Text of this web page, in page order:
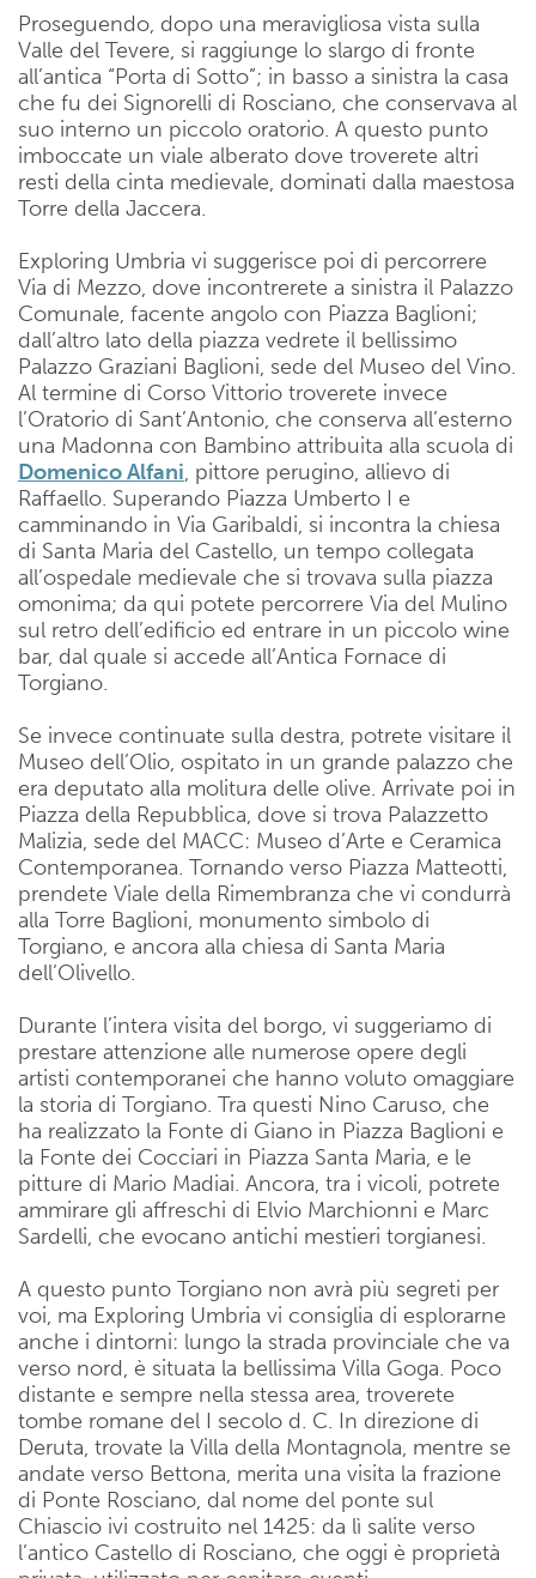
Proseguendo, dopo una meravigliosa vista sulla
Valle del Tevere, si raggiunge lo slargo di fronte
all’antica “Porta di Sotto”; in basso a sinistra la casa
che fu dei Signorelli di Rosciano, che conservava al
suo interno un piccolo oratorio. A questo punto
imboccate un viale alberato dove troverete altri
resti della cinta medievale, dominati dalla maestosa
Torre della Jaccera.
Exploring Umbria vi suggerisce poi di percorrere
Via di Mezzo, dove incontrerete a sinistra il Palazzo
Comunale, facente angolo con Piazza Baglioni;
dall’altro lato della piazza vedrete il bellissimo
Palazzo Graziani Baglioni, sede del Museo del Vino.
Al termine di Corso Vittorio troverete invece
l’Oratorio di Sant’Antonio, che conserva all’esterno
una Madonna con Bambino attribuita alla scuola di
Domenico Alfani, pittore perugino, allievo di
Raffaello. Superando Piazza Umberto I e
camminando in Via Garibaldi, si incontra la chiesa
di Santa Maria del Castello, un tempo collegata
all’ospedale medievale che si trovava sulla piazza
omonima; da qui potete percorrere Via del Mulino
sul retro dell’edificio ed entrare in un piccolo wine
bar, dal quale si accede all’Antica Fornace di
Torgiano.
Se invece continuate sulla destra, potrete visitare il
Museo dell’Olio, ospitato in un grande palazzo che
era deputato alla molitura delle olive. Arrivate poi in
Piazza della Repubblica, dove si trova Palazzetto
Malizia, sede del MACC: Museo d’Arte e Ceramica
Contemporanea. Tornando verso Piazza Matteotti,
prendete Viale della Rimembranza che vi condurrà
alla Torre Baglioni, monumento simbolo di
Torgiano, e ancora alla chiesa di Santa Maria
dell’Olivello.
Durante l’intera visita del borgo, vi suggeriamo di
prestare attenzione alle numerose opere degli
artisti contemporanei che hanno voluto omaggiare
la storia di Torgiano. Tra questi Nino Caruso, che
ha realizzato la Fonte di Giano in Piazza Baglioni e
la Fonte dei Cocciari in Piazza Santa Maria, e le
pitture di Mario Madiai. Ancora, tra i vicoli, potrete
ammirare gli affreschi di Elvio Marchionni e Marc
Sardelli, che evocano antichi mestieri torgianesi.
A questo punto Torgiano non avrà più segreti per
voi, ma Exploring Umbria vi consiglia di esplorarne
anche i dintorni: lungo la strada provinciale che va
verso nord, è situata la bellissima Villa Goga. Poco
distante e sempre nella stessa area, troverete
tombe romane del I secolo d. C. In direzione di
Deruta, trovate la Villa della Montagnola, mentre se
andate verso Bettona, merita una visita la frazione
di Ponte Rosciano, dal nome del ponte sul
Chiascio ivi costruito nel 1425: da lì salite verso
l’antico Castello di Rosciano, che oggi è proprietà